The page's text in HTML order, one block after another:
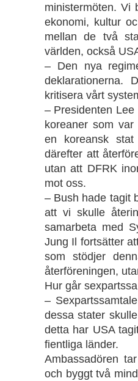
ministermöten. Vi
ekonomi, kultur
mellan de två
världen, också
– Den nya
deklarationerna.
kritisera vårt
– Presidenten
koreaner som
en koreansk
därefter att
utan att DFRK
mot oss.
– Bush hade tagit
att vi skulle
samarbeta med
Jung Il fortsätter
som stödjer
återföreningen,
Hur går
–
dessa stater
detta har USA
fientliga länder.
Ambassadören
och byggt två